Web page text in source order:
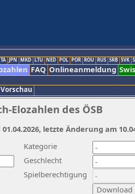
JPN MKD LTU NED POL POR ROU RUS SRB SVK
FAQ Onlineanmeldung
Vorschau
Elozahlen des ÖSB
Kategorie
Geschlecht
Spielberechtigung
01.04.2026, letzte Änderung am